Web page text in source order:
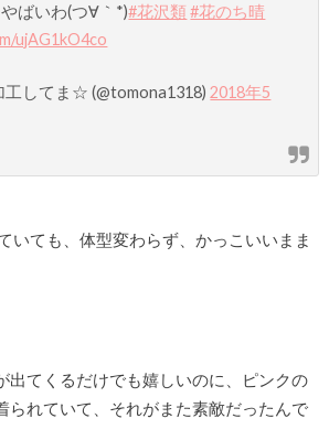
ばいわ(つ∀｀*)#花沢類 #花のち晴
ujAG1kO4co
工してま☆ (@tomona1318)2018年5
いても、体型変わらず、かっこいいまま
出てくるだけでも嬉しいのに、ピンクの
られていて、それがまた素敵だったんで